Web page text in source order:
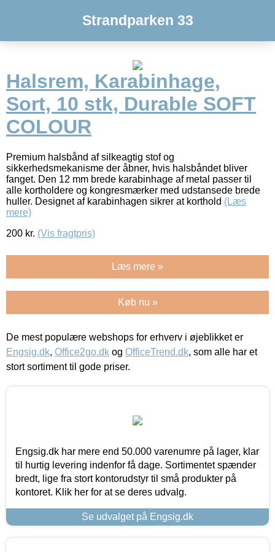
Strandparken 33
Halsrem, Karabinhage,
Sort, 10 stk, Durable SOFT
COLOUR
Premium halsbånd af silkeagtig stof og
sikkerhedsmekanisme der åbner, hvis halsbåndet bliver
fanget. Den 12 mm brede karabinhage af metal passer til
alle kortholdere og kongresmærker med udstansede brede
huller. Designet af karabinhagen sikrer at korthold (Læs
mere)
200 kr. (Vis fragtpris)
Læs mere »
Køb nu »
De mest populære webshops for erhverv i øjeblikket er
Engsig.dk, Office2go.dk og OfficeTrend.dk, som alle har et
stort sortiment til gode priser.
Engsig.dk har mere end 50.000 varenumre på lager, klar
til hurtig levering indenfor få dage. Sortimentet spænder
bredt, lige fra stort kontorudstyr til små produkter på
kontoret. Klik her for at se deres udvalg.
Se udvalget på Engsig.dk